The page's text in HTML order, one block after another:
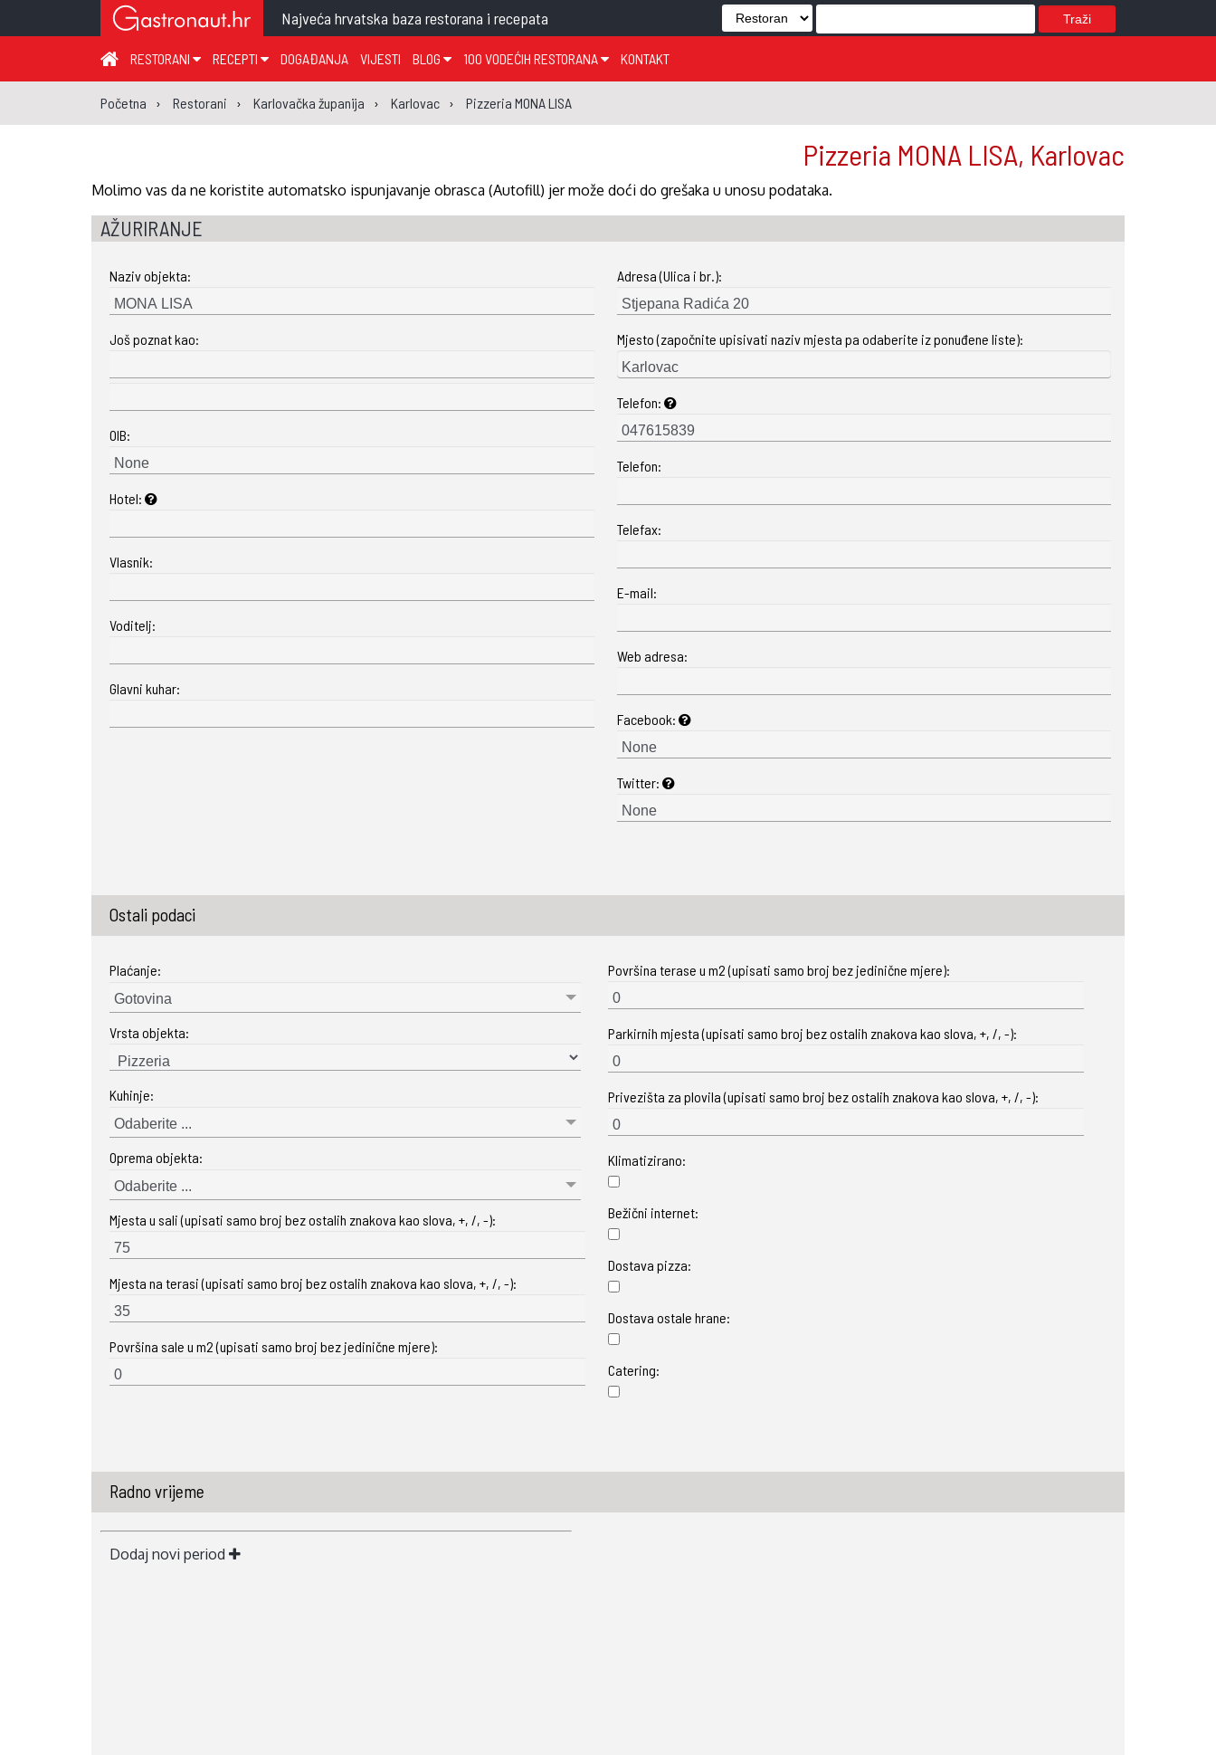
Najveća hrvatska baza restorana i recepata Traži
RESTORANI
ZAGREB I ZAGREBAČKA ŽUPANIJA
KRAPINSKO-ZAGORSKA ŽUPANIJA
MEĐIMURSKA ŽUPANIJA
SISAČKO-MOSLAVAČKA ŽUPANIJA
KOPRIVNIČKO-KRIŽEVAČKA ŽUPANIJA
BJELOVARSKO-BILOGORSKA ŽUPANIJA
PRIMORSKO-GORANSKA ŽUPANIJA
LIČKO-SENJSKA ŽUPANIJA
BRODSKO-POSAVSKA ŽUPANIJA
OSJEČKO-BARANJSKA ŽUPANIJA
ŠIBENSKO-KNINSKA ŽUPANIJA
VUKOVARSKO-SRIJEMSKA ŽUPANIJA
SPLITSKO-DALMATINSKA ŽUPANIJA
ISTARSKA ŽUPANIJA
DUBROVAČKO-NERETVANSKA ŽUPANIJA
RECEPTI
JUHA
PREDJELO
GLAVNO JELO
MEĐUJELO
SALATA
DESERT
PIZZA
NAPICI
DOGAĐANJA VIJESTI BLOG
TEMA TJEDNA
KLUB
GASTRO REGIJE
100 VODEĆIH RESTORANA
GLASANJE
KONTAKT
Početna Restorani Karlovačka županija Karlovac Pizzeria MONA LISA
Pizzeria MONA LISA, Karlovac
Molimo vas da ne koristite automatsko ispunjavanje obrasca (Autofill) jer može doći do grešaka u unosu podataka.
AŽURIRANJE
Naziv objekta:
Još poznat kao:
OIB:
Hotel:
Vlasnik:
Voditelj:
Glavni kuhar:
Adresa (Ulica i br.):
Mjesto (započnite upisivati naziv mjesta pa odaberite iz ponuđene liste):
Telefon:
Telefon:
Telefax:
E-mail:
Web adresa:
Facebook:
Twitter:
Ostali podaci
Plaćanje:
Gotovina
Vrsta objekta:
Kuhinje:
Odaberite ...
Oprema objekta:
Odaberite ...
Mjesta u sali (upisati samo broj bez ostalih znakova kao slova, +, /, -):
Mjesta na terasi (upisati samo broj bez ostalih znakova kao slova, +, /, -):
Površina sale u m2 (upisati samo broj bez jedinične mjere):
Površina terase u m2 (upisati samo broj bez jedinične mjere):
Parkirnih mjesta (upisati samo broj bez ostalih znakova kao slova, +, /, -):
Privezišta za plovila (upisati samo broj bez ostalih znakova kao slova, +, /, -):
Klimatizirano:
Bežični internet:
Dostava pizza:
Dostava ostale hrane:
Catering:
Radno vrijeme
Dodaj novi period